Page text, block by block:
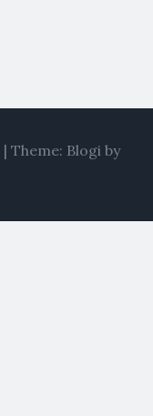
| Theme: Blogi by